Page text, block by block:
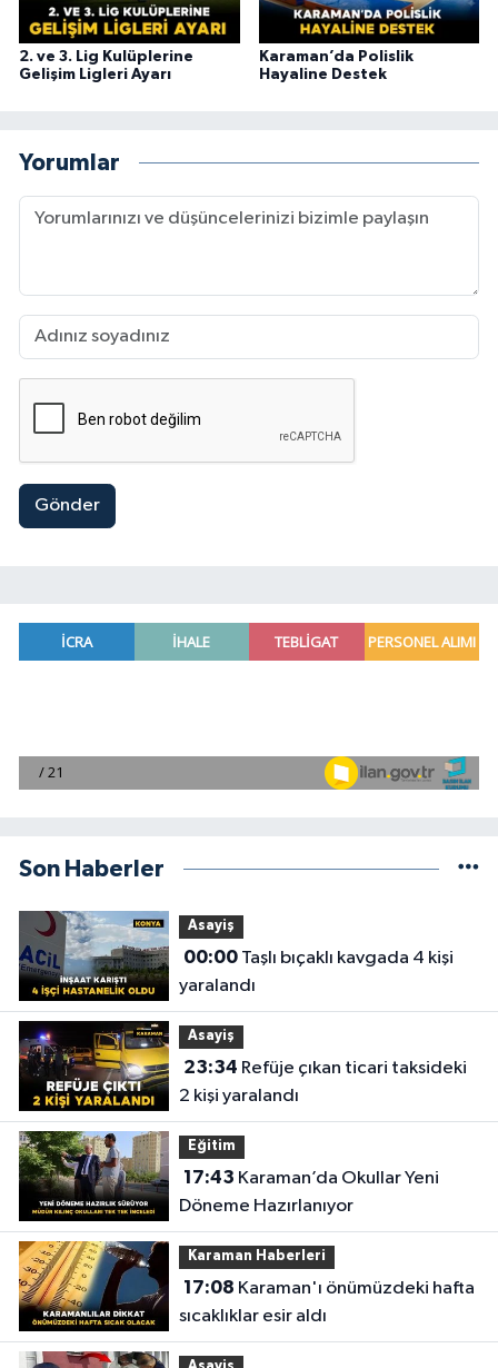
2. ve 3. Lig Kulüplerine
Gelişim Ligleri Ayarı
Karaman’da Polislik
Hayaline Destek
Yorumlar
Gönder
Son Haberler
Asayiş
00:00Taşlı bıçaklı kavgada 4 kişi
yaralandı
Asayiş
23:34
2 kişi yaralandı
Eğitim
17:43
Döneme Hazırlanıyor
Karaman Haberleri
17:08
sıcaklıklar esir aldı